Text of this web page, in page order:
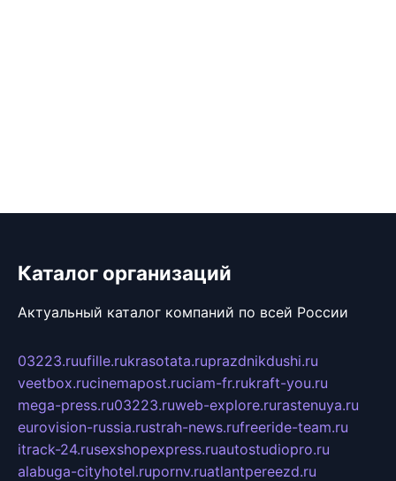
Каталог организаций
Актуальный каталог компаний по всей России
03223.ruufille.rukrasotata.ruprazdnikdushi.ru
veetbox.rucinemapost.ruciam-fr.rukraft-you.ru
mega-press.ru03223.ruweb-explore.rurastenuya.ru
eurovision-russia.rustrah-news.rufreeride-team.ru
itrack-24.rusexshopexpress.ruautostudiopro.ru
alabuga-cityhotel.rupornv.ruatlantpereezd.ru